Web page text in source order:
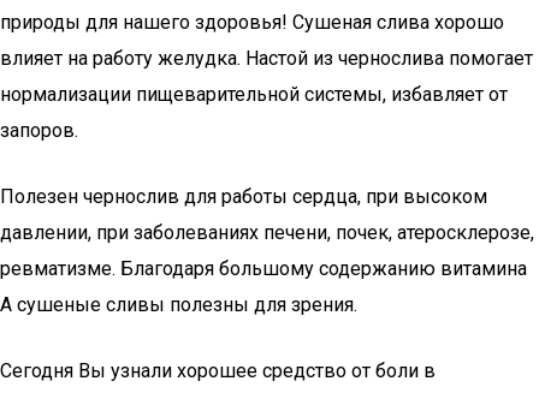
природы для нашего здоровья! Сушеная слива хорошо
влияет на работу желудка. Настой из чернослива помогает
нормализации пищеварительной системы, избавляет от
запоров.
Полезен чернослив для работы сердца, при высоком
давлении, при заболеваниях печени, почек, атеросклерозе,
ревматизме. Благодаря большому содержанию витамина
A сушеные сливы полезны для зрения.
Сегодня Вы узнали хорошее средство от боли в